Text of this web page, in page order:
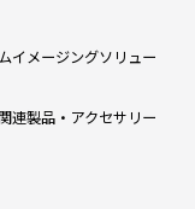
イメージングソリュー
連製品・アクセサリー